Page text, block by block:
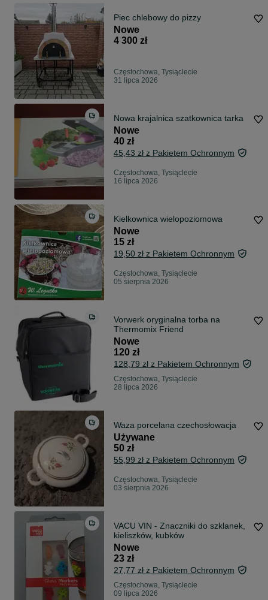
Piec chlebowy do pizzy
Nowe
4 300 zł
Częstochowa, Tysiąclecie
31 lipca 2026
Nowa krajalnica szatkownica tarka
Nowe
40 zł
45,43 zł z Pakietem Ochronnym
Częstochowa, Tysiąclecie
16 lipca 2026
Kielkownica wielopoziomowa
Nowe
15 zł
19,50 zł z Pakietem Ochronnym
Częstochowa, Tysiąclecie
05 sierpnia 2026
Vorwerk oryginalna torba na
Thermomix Friend
Nowe
120 zł
128,79 zł z Pakietem Ochronnym
Częstochowa, Tysiąclecie
28 lipca 2026
Waza porcelana czechosłowacja
Używane
50 zł
55,99 zł z Pakietem Ochronnym
Częstochowa, Tysiąclecie
03 sierpnia 2026
VACU VIN - Znaczniki do szklanek,
kieliszków, kubków
Nowe
23 zł
27,77 zł z Pakietem Ochronnym
Częstochowa, Tysiąclecie
09 lipca 2026